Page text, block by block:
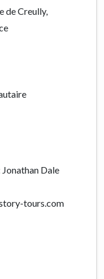
de Creully,
Dale
tours.com